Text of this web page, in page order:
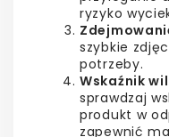
ryzyko
szybkie
potrzeby.
Wskaźnik
sprawdzaj
produkt w
zapewnić